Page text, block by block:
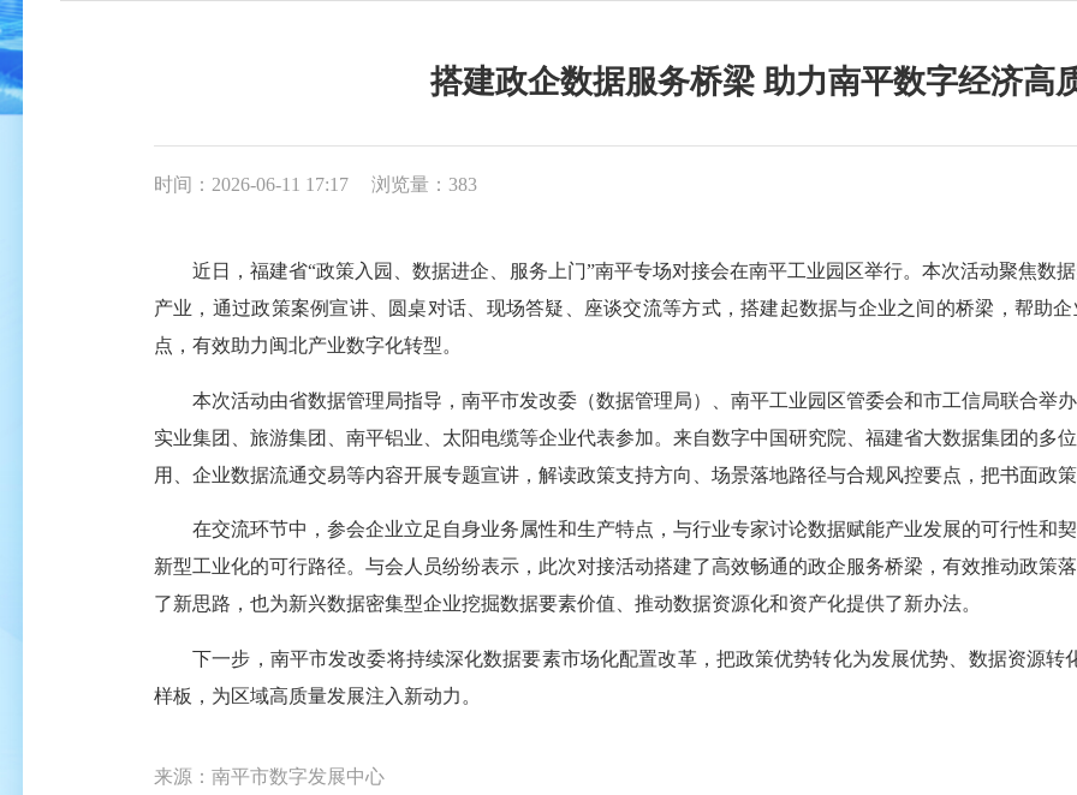
搭建政企数据服务桥梁 助力南平数字经济高
时间：2026-06-11 17:17 浏览量：383
近日，福建省“政策入园、数据进企、服务上门”南平专场对接会在南平工业园区举行。本次活动聚焦数
产业，通过政策案例宣讲、圆桌对话、现场答疑、座谈交流等方式，搭建起数据与企业之间的桥梁，帮助
点，有效助力闽北产业数字化转型。
本次活动由省数据管理局指导，南平市发改委（数据管理局）、南平工业园区管委会和市工信局联合举
实业集团、旅游集团、南平铝业、太阳电缆等企业代表参加。来自数字中国研究院、福建省大数据集团的多
用、企业数据流通交易等内容开展专题宣讲，解读政策支持方向、场景落地路径与合规风控要点，把书面政
在交流环节中，参会企业立足自身业务属性和生产特点，与行业专家讨论数据赋能产业发展的可行性和
新型工业化的可行路径。与会人员纷纷表示，此次对接活动搭建了高效畅通的政企服务桥梁，有效推动政策
了新思路，也为新兴数据密集型企业挖掘数据要素价值、推动数据资源化和资产化提供了新办法。
下一步，南平市发改委将持续深化数据要素市场化配置改革，把政策优势转化为发展优势、数据资源转
样板，为区域高质量发展注入新动力。
来源：南平市数字发展中心